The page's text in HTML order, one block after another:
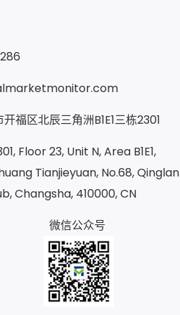
福区北辰三角洲B1E1三栋2301
Floor 23, Unit N, Area B1E1,
Tianjieyuan, No.68, Qinglan
Changsha, 410000, CN
微信公众号